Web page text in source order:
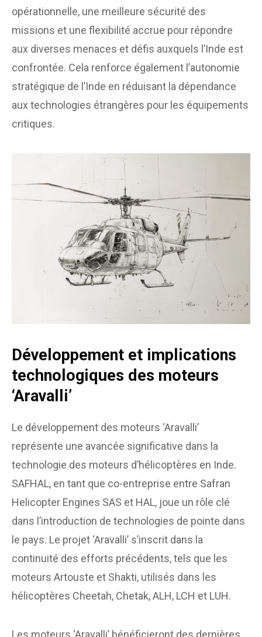
opérationnelle, une meilleure sécurité des
missions et une flexibilité accrue pour répondre
aux diverses menaces et défis auxquels l’Inde est
confrontée. Cela renforce également l’autonomie
stratégique de l’Inde en réduisant la dépendance
aux technologies étrangères pour les équipements
critiques.
Développement et implications
technologiques des moteurs
‘Aravalli’
Le développement des moteurs ‘Aravalli’
représente une avancée significative dans la
technologie des moteurs d’hélicoptères en Inde.
SAFHAL, en tant que co-entreprise entre Safran
Helicopter Engines SAS et HAL, joue un rôle clé
dans l’introduction de technologies de pointe dans
le pays. Le projet ‘Aravalli’ s’inscrit dans la
continuité des efforts précédents, tels que les
moteurs Artouste et Shakti, utilisés dans les
hélicoptères Cheetah, Chetak, ALH, LCH et LUH.
Les moteurs ‘Aravalli’ bénéficieront des dernières